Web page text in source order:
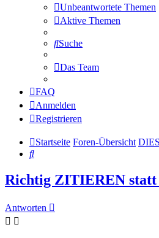
Unbeantwortete Themen
Aktive Themen
Suche
Das Team
FAQ
Anmelden
Registrieren
Startseite Foren-Übersicht
Suche
Richtig ZITIEREN
Antworten